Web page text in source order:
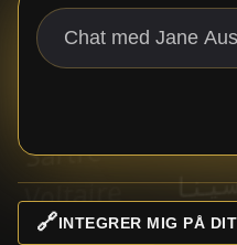
🔗INTEGRER MIG PÅ